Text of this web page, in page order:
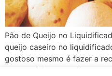
Pão de Queijo no
queijo caseiro no
gostoso mesmo é fazer a
porque é rápido, prático e